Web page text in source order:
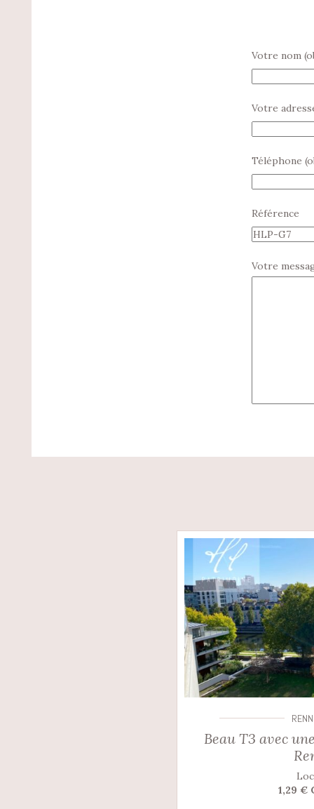
Votre nom
Votre
Téléphone
Référence
Votre
Beau T3 avec
1,29 €